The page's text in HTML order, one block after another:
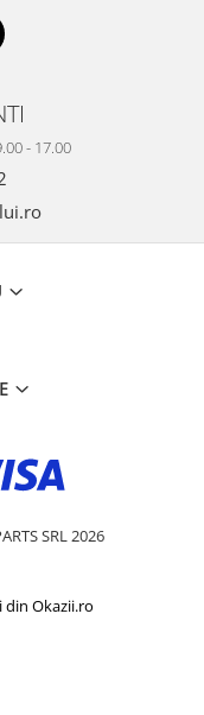
- 17.00
SRL 2026